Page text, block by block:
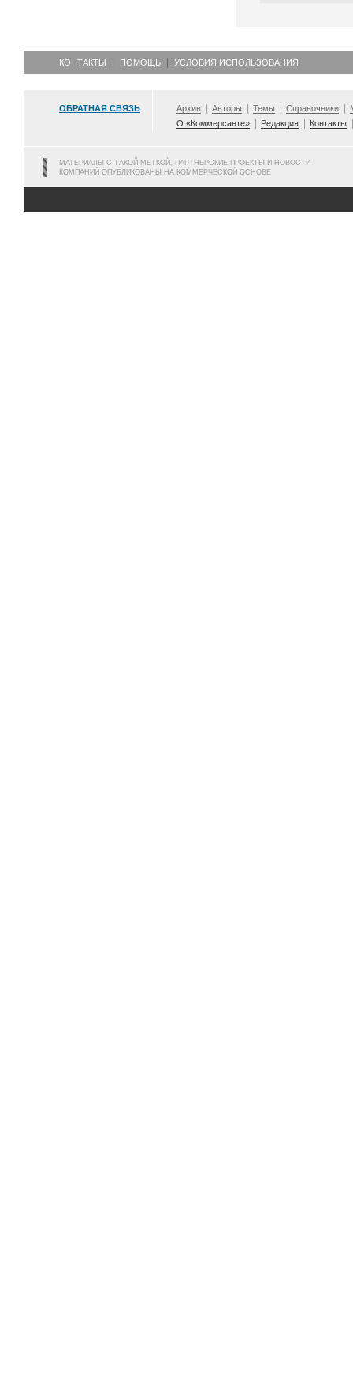
КОНТАКТЫ ПОМОЩЬ УСЛОВИЯ ИСПОЛЬЗОВАНИЯ
ОБРАТНАЯ СВЯЗЬ Архив Авторы Темы Справочники
О «Коммерсанте»
Редакция Контакты
МАТЕРИАЛЫ С ТАКОЙ МЕТКОЙ, ПАРТНЕРСКИЕ ПРОЕКТЫ И НОВОСТИ
КОМПАНИЙ ОПУБЛИКОВАНЫ НА КОММЕРЧЕСКОЙ ОСНОВЕ